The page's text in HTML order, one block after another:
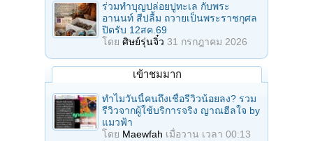
ร่วมทําบุญปล่อยปูทะเล กับพระ
อานนท์ สีปลื้ม ถวายเป็นพระราชกุศล
ปิดรับ 12สค.69
โดย ศิษย์รุ่นจิ๋ว 31 กรกฎาคม 2026
เข้าชมมาก
ทำไมวันนี้คนถึงเชื่อรีวิวน้อยลง? รวม
รีวิวจากผู้ใช้บริการจริง ญาณฮีลใจ by
แมวฟ้า
โดย Maewfah เมื่อวาน เวลา 00:13